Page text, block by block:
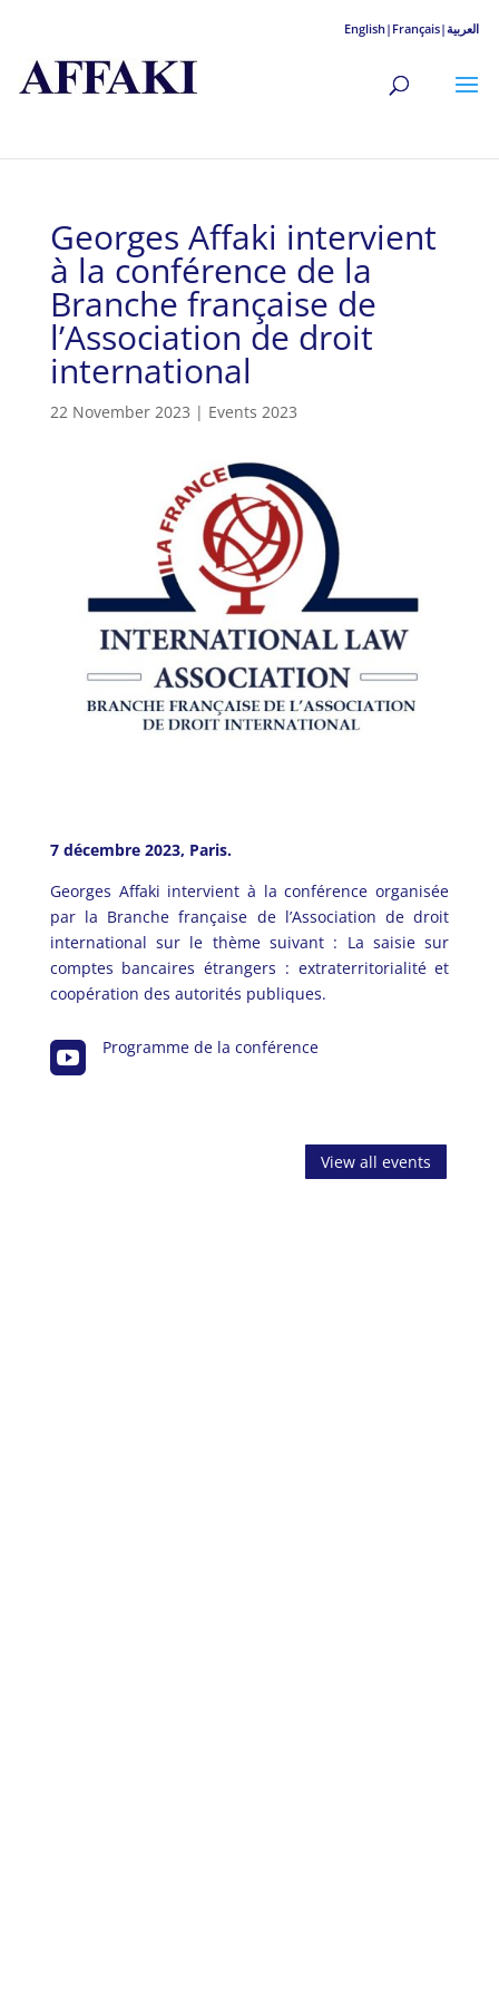
Georges Affaki intervient
à la conférence de la
Branche française de
l’Association de droit
international
22 November 2023 | Events 2023
7 décembre 2023, Paris.
Georges Affaki intervient à la conférence organisée
par la Branche française de l’Association de droit
international sur le thème suivant : La saisie sur
comptes bancaires étrangers : extraterritorialité et
coopération des autorités publiques.
 Programme de la conférence
View all events
English| Français|العربية